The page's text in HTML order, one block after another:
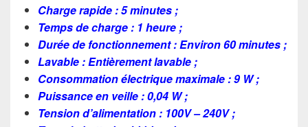
Charge rapide : 5 minutes ;
Temps de charge : 1 heure ;
Durée de fonctionnement : Environ 60 minutes ;
Lavable : Entièrement lavable ;
Consommation électrique maximale : 9 W ;
Puissance en veille : 0,04 W ;
Tension d’alimentation : 100V – 240V ;